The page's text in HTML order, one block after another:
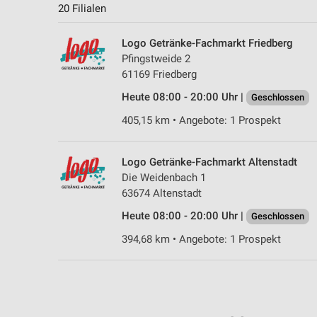
20 Filialen
Logo Getränke-Fachmarkt Friedberg
Pfingstweide 2
61169 Friedberg
Heute 08:00 - 20:00 Uhr |
Geschlossen
405,15 km • Angebote: 1 Prospekt
Logo Getränke-Fachmarkt Altenstadt
Die Weidenbach 1
63674 Altenstadt
Heute 08:00 - 20:00 Uhr |
Geschlossen
394,68 km • Angebote: 1 Prospekt